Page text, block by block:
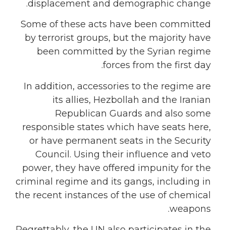
displacement and demographic change.
Some of these acts have been committed
by terrorist groups, but the majority have
been committed by the Syrian regime
forces from the first day.
In addition, accessories to the regime are
its allies, Hezbollah and the Iranian
Republican Guards and also some
responsible states which have seats here,
or have permanent seats in the Security
Council. Using their influence and veto
power, they have offered impunity for the
criminal regime and its gangs, including in
the recent instances of the use of chemical
weapons.